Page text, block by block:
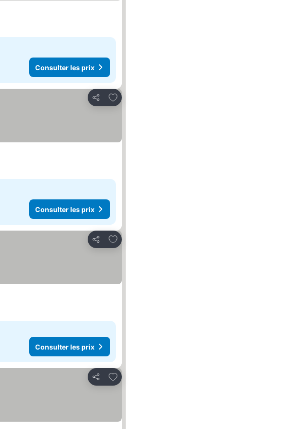
Consulter les prix
Partager
Ajouter à mes favoris
Consulter les prix
Partager
Ajouter à mes favoris
Consulter les prix
Partager
Ajouter à mes favoris